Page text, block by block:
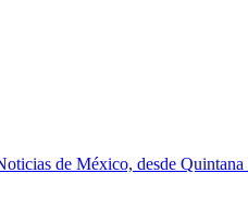
de México, desde Quintana